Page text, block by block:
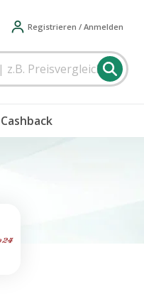
Registrieren / Anmelden